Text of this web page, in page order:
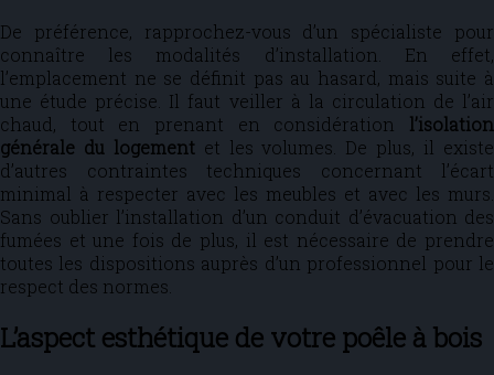
De préférence, rapprochez-vous d’un spécialiste pour
connaître les modalités d’installation. En effet,
l’emplacement ne se définit pas au hasard, mais suite à
une étude précise. Il faut veiller à la circulation de l’air
chaud, tout en prenant en considération l’isolation
générale du logement et les volumes. De plus, il existe
d’autres contraintes techniques concernant l’écart
minimal à respecter avec les meubles et avec les murs.
Sans oublier l’installation d’un conduit d’évacuation des
fumées et une fois de plus, il est nécessaire de prendre
toutes les dispositions auprès d’un professionnel pour le
respect des normes.
L’aspect esthétique de votre poêle à bois